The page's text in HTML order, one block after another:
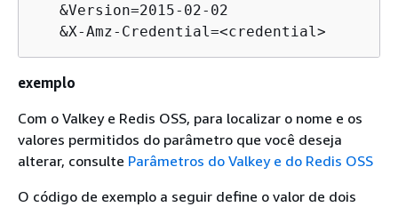
   &Version=2015-02-02
   &X-Amz-Credential=<credential>
exemplo
Com o Valkey e Redis OSS, para localizar o nome e os
valores permitidos do parâmetro que você deseja
alterar, consulte Parâmetros do Valkey e do Redis OSS
O código de exemplo a seguir define o valor de dois